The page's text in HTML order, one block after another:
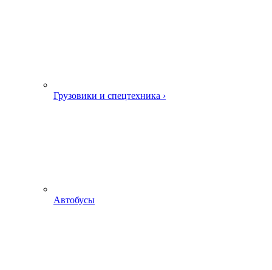
Грузовики и спецтехника ›
Автобусы